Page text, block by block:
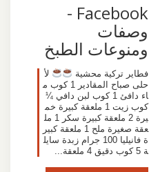
Facebook -
وصفات
ومنوعات الطبخ
فطاير تركية محشية
لأ
حلى صباح المقادير 1 كوب م
اء دافئ 1 كوب لبن دافي ¼
كوب زيت 1 ملعقة كبيرة خم
يرة 2 ملعقة كبيرة سكر 1 مل
عقة صغيرة ملح 1 ملعقة كبير
ة فانيليا 100 جرام زبدة سايل
ة 5 كوب دقيق 4 ملعقة...